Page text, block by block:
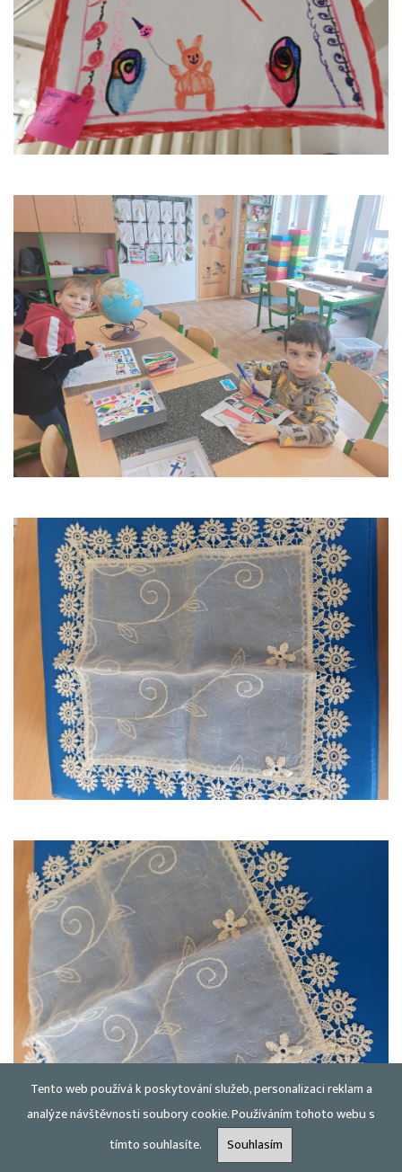
Tento web používá k poskytování služeb, personalizaci reklam a
analýze návštěvnosti soubory cookie. Používáním tohoto webu s
tímto souhlasíte.
Souhlasím